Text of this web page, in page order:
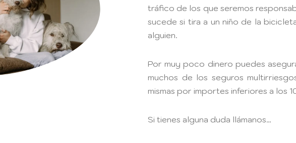
tráfico de los que seremos
sucede si tira a un niño de la
alguien.
Por muy poco dinero puedes
muchos de los seguros
mismas por importes inferiores a los
Si tienes alguna duda llámanos…